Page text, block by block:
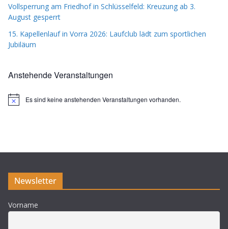
Vollsperrung am Friedhof in Schlüsselfeld: Kreuzung ab 3.
August gesperrt
15. Kapellenlauf in Vorra 2026: Laufclub lädt zum sportlichen
Jubiläum
Anstehende Veranstaltungen
H
s
Es sind keine anstehenden Veranstaltungen vorhanden.
Newsletter
Vorname